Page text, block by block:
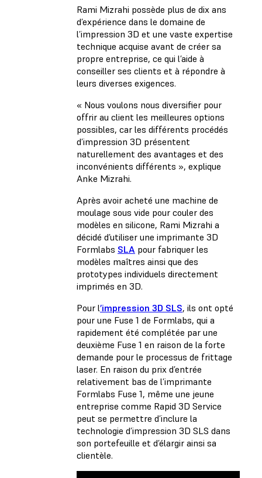
Rami Mizrahi possède plus de dix ans
d’expérience dans le domaine de
l’impression 3D et une vaste expertise
technique acquise avant de créer sa
propre entreprise, ce qui l’aide à
conseiller ses clients et à répondre à
leurs diverses exigences.
« Nous voulons nous diversifier pour
offrir au client les meilleures options
possibles, car les différents procédés
d’impression 3D présentent
naturellement des avantages et des
inconvénients différents », explique
Anke Mizrahi.
Après avoir acheté une machine de
moulage sous vide pour couler des
modèles en silicone, Rami Mizrahi a
décidé d’utiliser une imprimante 3D
Formlabs SLA pour fabriquer les
modèles maîtres ainsi que des
prototypes individuels directement
imprimés en 3D.
Pour l’impression 3D SLS, ils ont opté
pour une Fuse 1 de Formlabs, qui a
rapidement été complétée par une
deuxième Fuse 1 en raison de la forte
demande pour le processus de frittage
laser. En raison du prix d’entrée
relativement bas de l’imprimante
Formlabs Fuse 1, même une jeune
entreprise comme Rapid 3D Service
peut se permettre d’inclure la
technologie d’impression 3D SLS dans
son portefeuille et d’élargir ainsi sa
clientèle.